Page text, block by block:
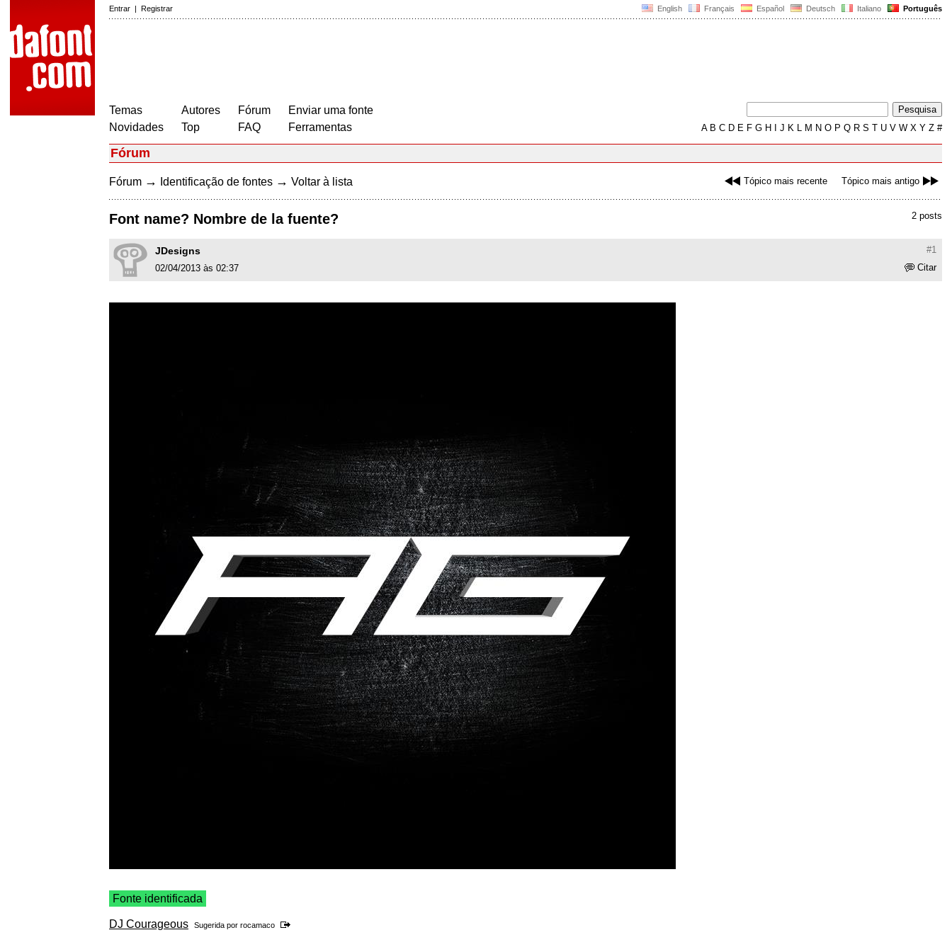
English Français Español Deutsch Italiano Português
Entrar | Registrar
Temas
Novidades
Autores
Top
Fórum
FAQ
Enviar uma fonte
Ferramentas
AB C D E F G H J K L M N O P Q R S T U V W X Y Z #
Fórum
Tópico mais recente Tópico mais antigo
Fórum → Identificação de fontes → Voltar à lista
2 posts
Font name? Nombre de la fuente?
#1
JDesigns
Citar
02/04/2013 às 02:37
Fonte identificada
DJ Courageous Sugerida por rocamaco